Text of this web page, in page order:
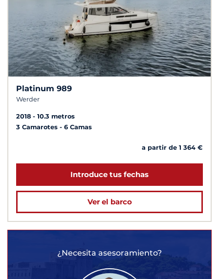
Platinum 989
Werder
2018
10.3 metros
3 Camarotes
6 Camas
a partir de 1 364 €
Introduce tus fechas
Ver el barco
¿Necesita asesoramiento?